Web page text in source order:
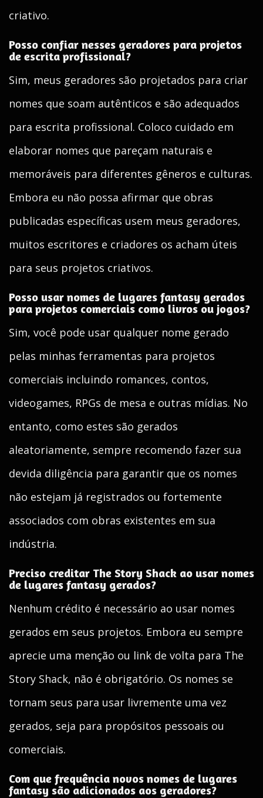
criativo.
Posso confiar nesses geradores para projetos
de escrita profissional?
Sim, meus geradores são projetados para criar
nomes que soam autênticos e são adequados
para escrita profissional. Coloco cuidado em
elaborar nomes que pareçam naturais e
memoráveis para diferentes gêneros e culturas.
Embora eu não possa afirmar que obras
publicadas específicas usem meus geradores,
muitos escritores e criadores os acham úteis
para seus projetos criativos.
Posso usar nomes de lugares fantasy gerados
para projetos comerciais como livros ou jogos?
Sim, você pode usar qualquer nome gerado
pelas minhas ferramentas para projetos
comerciais incluindo romances, contos,
videogames, RPGs de mesa e outras mídias. No
entanto, como estes são gerados
aleatoriamente, sempre recomendo fazer sua
devida diligência para garantir que os nomes
não estejam já registrados ou fortemente
associados com obras existentes em sua
indústria.
Preciso creditar The Story Shack ao usar nomes
de lugares fantasy gerados?
Nenhum crédito é necessário ao usar nomes
gerados em seus projetos. Embora eu sempre
aprecie uma menção ou link de volta para The
Story Shack, não é obrigatório. Os nomes se
tornam seus para usar livremente uma vez
gerados, seja para propósitos pessoais ou
comerciais.
Com que frequência novos nomes de lugares
fantasy são adicionados aos geradores?